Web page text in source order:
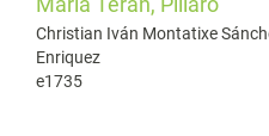
Christian Iván Montatixe
Enriquez
e1735